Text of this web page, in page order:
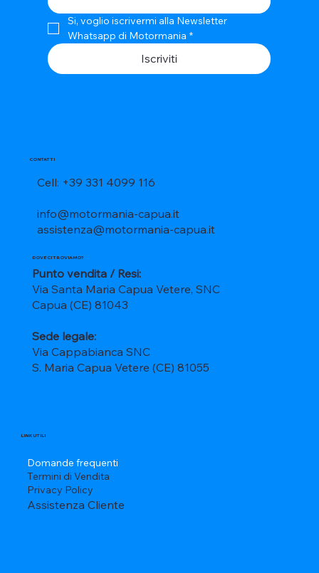
CONTATTI
Cell: +39 331 4099 116
info@motormania-capua.it
assistenza@motormania-capua.it
DOVE CI TROVIAMO?
Punto vendita / Resi:
Via Santa Maria Capua Vetere, SNC
Capua (CE) 81043
Sede legale:
Via Cappabianca SNC
S. Maria Capua Vetere (CE) 81055
LINK UTILI
Domande frequenti
Termini di Vendita
Privacy Policy
Assistenza Cliente
Si, voglio iscrivermi alla Newsletter
Whatsapp di Motormania *
Iscriviti